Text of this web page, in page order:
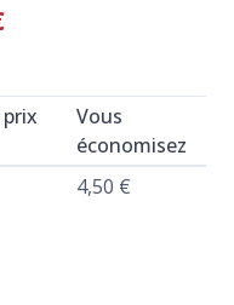
Vous
économisez
4,50 €